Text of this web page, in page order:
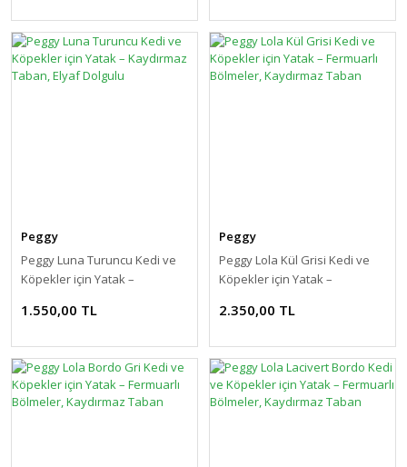
Peggy
Peggy Luna Turuncu Kedi ve
Köpekler için Yatak –
Dolgulu
1.550,00 TL
Peggy
Peggy Lola Kül Grisi Kedi ve
Köpekler için Yatak –
Kaydırmaz Taban
2.350,00 TL